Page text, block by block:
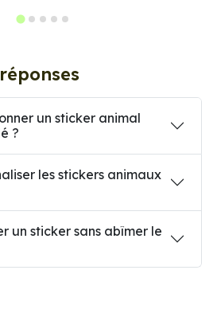
un sticker animal
?
les stickers animaux
un sticker sans abîmer le